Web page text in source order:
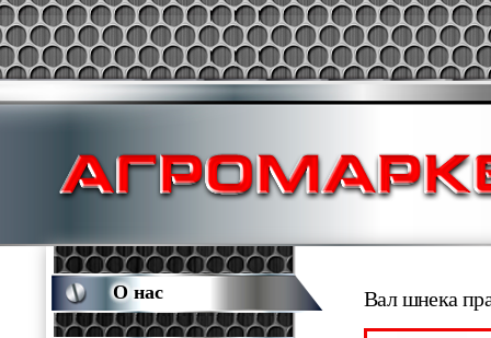
Вал шнека
О нас